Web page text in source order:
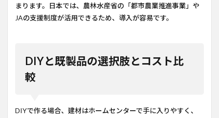
まります。日本では、農林水産省の「都市農業推進事業」や
JAの支援制度が活用できるため、導入が容易です。
DIYと既製品の選択肢とコスト比
較
DIYで作る場合、建材はホームセンターで手に入りやすく、